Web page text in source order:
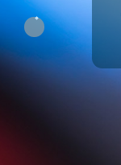
Previous